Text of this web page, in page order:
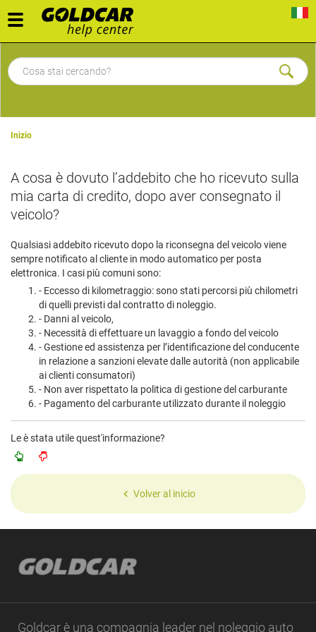
Toggle
navigation
Inizio
A cosa è dovuto l’addebito che ho ricevuto sulla
mia carta di credito, dopo aver consegnato il
veicolo?
Qualsiasi addebito ricevuto dopo la riconsegna del veicolo viene
sempre notificato al cliente in modo automatico per posta
elettronica. I casi più comuni sono:
- Eccesso di kilometraggio: sono stati percorsi più chilometri
di quelli previsti dal contratto di noleggio.
- Danni al veicolo,
- Necessità di effettuare un lavaggio a fondo del veicolo
- Gestione ed assistenza per l’identificazione del conducente
in relazione a sanzioni elevate dalle autorità (non applicabile
ai clienti consumatori)
- Non aver rispettato la politica di gestione del carburante
- Pagamento del carburante utilizzato durante il noleggio
Le è stata utile quest'informazione?
Volver al inicio
Goldcar è una compagnia leader nel noleggio auto